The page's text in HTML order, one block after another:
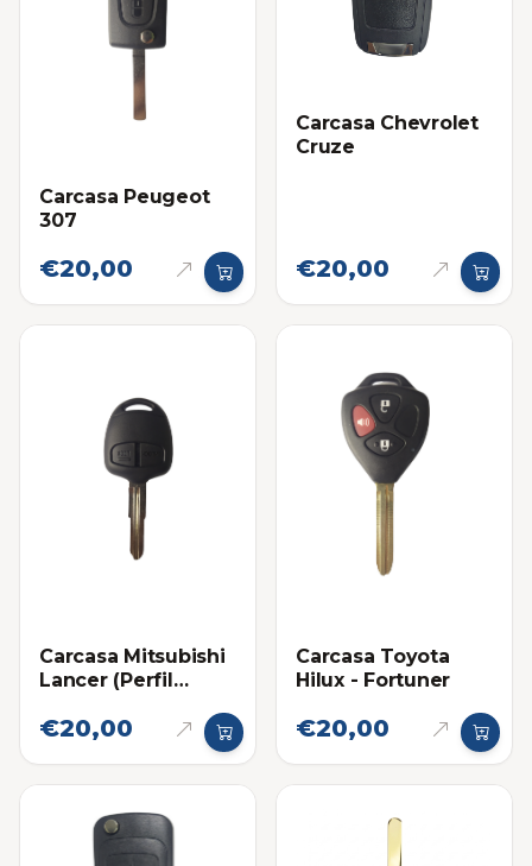
Carcasa Peugeot
307
€20,00
Carcasa Chevrolet
Cruze
€20,00
Carcasa Mitsubishi
Lancer (Perfil
€20,00
Carcasa Toyota
Hilux - Fortuner
€20,00